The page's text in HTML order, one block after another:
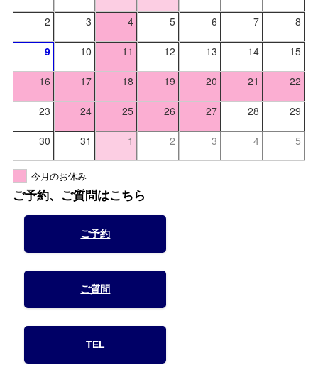
2 3 4 5 6 7 8
9 10 11 12 13 14 15
16 17 18 19 20 21 22
23 24 25 26 27 28 29
30 31 1 2 3 4 5
今月のお休み
ご予約、ご質問はこちら
ご予約
ご質問
TEL